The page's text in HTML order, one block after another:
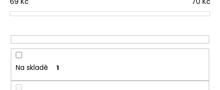
r
o
u
k
ů
Na skladě 1
a
í
t
?